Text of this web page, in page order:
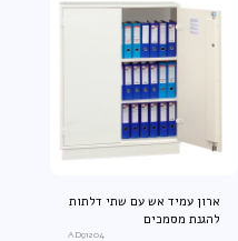
ארון עמיד אש עם שתי דלתות
להגנת מסמכים
AD91204